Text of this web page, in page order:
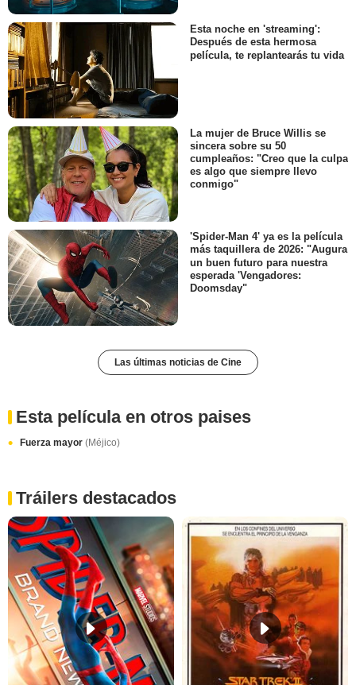
Esta noche en 'streaming':
Después de esta hermosa
película, te replantearás tu vida
La mujer de Bruce Willis se
sincera sobre su 50
cumpleaños: "Creo que la culpa
es algo que siempre llevo
conmigo"
'Spider-Man 4' ya es la película
más taquillera de 2026: "Augura
un buen futuro para nuestra
esperada 'Vengadores:
Doomsday"
Las últimas noticias de Cine
Esta película en otros paises
Fuerza mayor (Méjico)
Tráilers destacados